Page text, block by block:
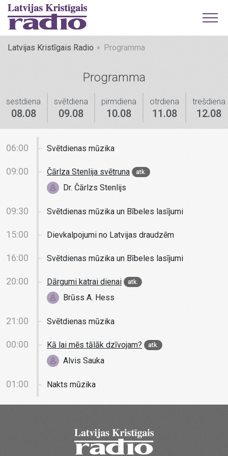
Latvijas Kristīgais Radio Programma
Programma
sestdiena
08.08
svētdiena
09.08
pirmdiena
10.08
otrdiena
11.08
trešdiena
12.08
06:00 Svētdienas mūzika
09:00 Čārlza Stenlija svētruna atk.
Dr. Čārlzs Stenlijs
09:30 Svētdienas mūzika un Bībeles lasījumi
15:00 Dievkalpojumi no Latvijas draudzēm
16:00 Svētdienas mūzika un Bībeles lasījumi
20:00 Dārgumi katrai dienai atk.
Brūss A. Hess
21:00 Svētdienas mūzika
00:00 Kā lai mēs tālāk dzīvojam? atk.
Alvis Sauka
01:00 Nakts mūzika